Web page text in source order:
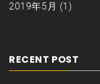
2019年5月 (1)
RECENT POST